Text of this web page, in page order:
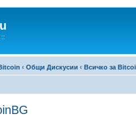
‹ Общи Дискусии ‹ Всичко за